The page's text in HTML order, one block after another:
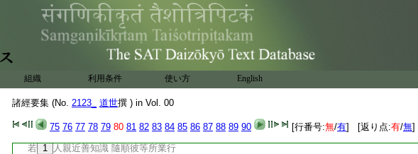
組織 利用条件 使い方 English
諸經要集 (No. 2123_ 道世撰 ) in Vol. 00
75 76 77 78 79 80 81 82 83 84 85 86 87 88 89 90 [行番号:無/有] [返り点:有/無]
時佛告長老難陀。汝今當自嗅於手看。爾時
難陀聞佛語已。即嗅自手。佛語難陀。汝嗅此
手作何等氣。白佛言。世尊。其手香氣微妙無
量。佛告難陀。如是如是。若人親近諸善知識。
恒常共居隨順染習。相親近故。必定當得廣
大名聞。爾時世尊因此事故。而説偈言
若有手執沈水香 及以藿香麝香等
須臾執持香自染 親附善知識復然
爾時世尊復説偈言
若人親近惡知識 現世不得好名聞
必以惡友相親近 當來亦墮阿鼻獄
若 1
人親近善知識 隨順彼等所業行